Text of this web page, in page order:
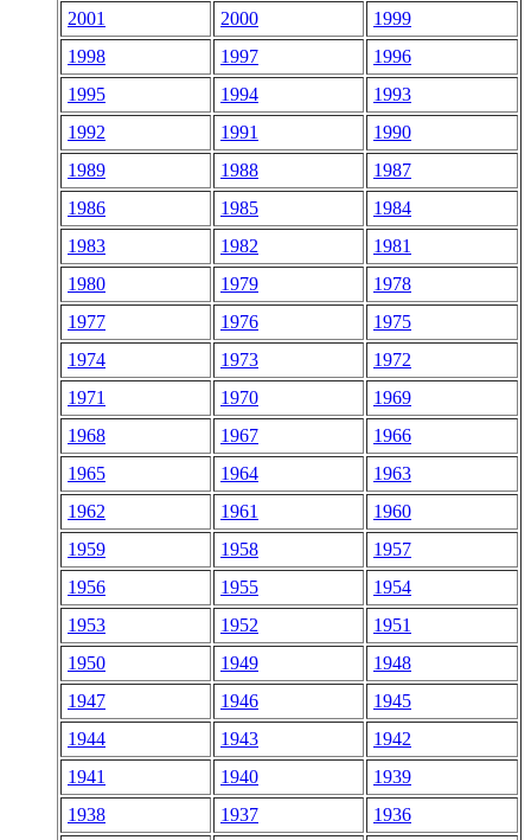
2001
2000
1999
1998
1997
1996
1995
1994
1993
1992
1991
1990
1989
1988
1987
1986
1985
1984
1983
1982
1981
1980
1979
1978
1977
1976
1975
1974
1973
1972
1971
1970
1969
1968
1967
1966
1965
1964
1963
1962
1961
1960
1959
1958
1957
1956
1955
1954
1953
1952
1951
1950
1949
1948
1947
1946
1945
1944
1943
1942
1941
1940
1939
1938
1937
1936